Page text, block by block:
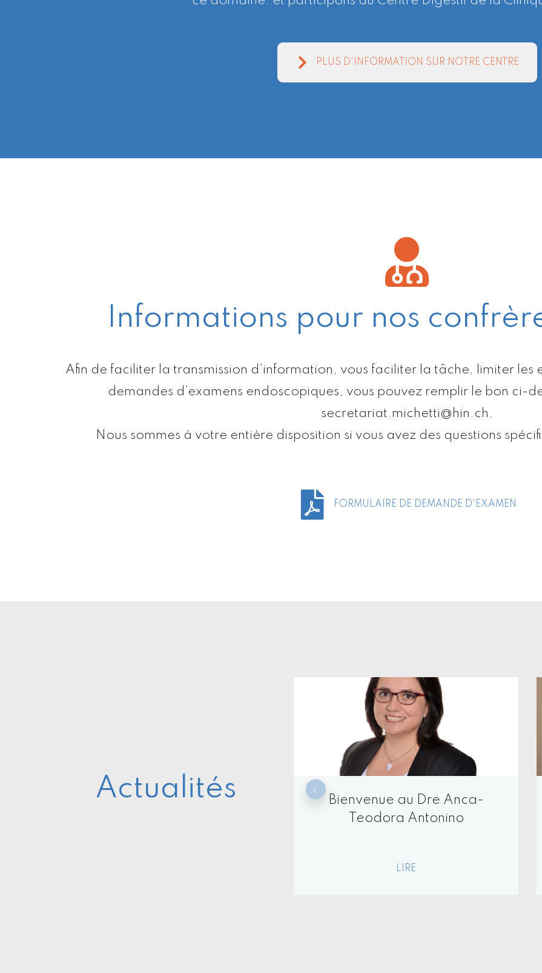
PLUS D'INFORMATION SUR NOTRE CENTRE
Informations pour nos
Afin de faciliter la transmission d’information, vous faciliter la tâche, limiter les
demandes d’examens endoscopiques, vous pouvez remplir le bon ci-
secretariat.michetti@hin.ch .
Nous sommes à votre entière disposition si vous avez des questions
FORMULAIRE DE DEMANDE D'EXAMEN
Actualités
Bienvenue au Dre El Yafi-
Ramelot
LIRE